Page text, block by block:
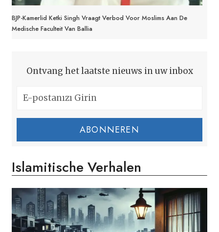
BJP-Kamerlid Ketki Singh Vraagt Verbod Voor Moslims Aan De
Medische Faculteit Van Ballia
Ontvang het laatste nieuws in uw inbox
ABONNEREN
Islamitische Verhalen